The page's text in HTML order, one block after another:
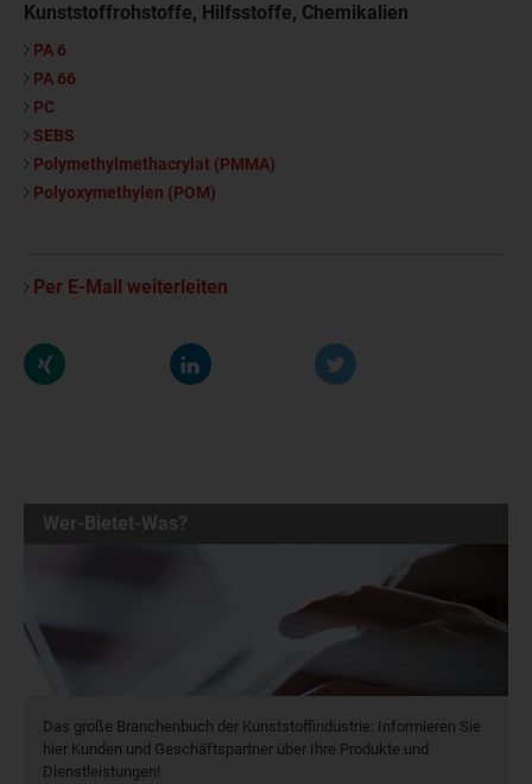
Kunststoffrohstoffe, Hilfsstoffe, Chemikalien
PA 6
PA 66
PC
SEBS
Polymethylmethacrylat (PMMA)
Polyoxymethylen (POM)
Per E-Mail weiterleiten
Wer-Bietet-Was?
Das große Branchenbuch der Kunststoffindustrie: Informieren Sie
hier Kunden und Geschäftspartner über Ihre Produkte und
Dienstleistungen!